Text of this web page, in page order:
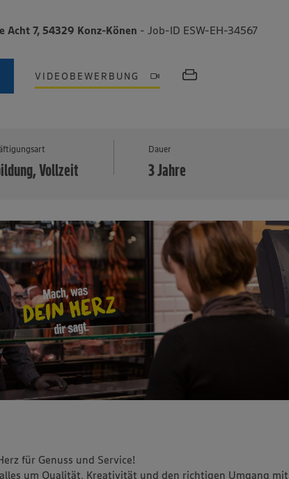
Acht 7, 54329 Konz-Könen - Job-ID ESW-EH-34567
VIDEOBEWERBUNG
Vollzeit
Dauer
3 Jahre
für Genuss und Service!
um Qualität, Kreativität und den richtigen Umgang mit